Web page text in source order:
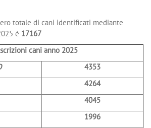
totale di cani identificati mediante
è 17167
cani anno 2025
4353
4264
4045
1996